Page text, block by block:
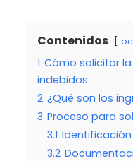
Contenidos
1 Cómo solicitar
indebidos
2 ¿Qué son los
3 Proceso para
3.1
3.2